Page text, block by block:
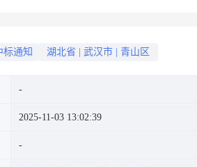
标通知 湖北省 武汉市 青山区
2025-11-03 13:02:39